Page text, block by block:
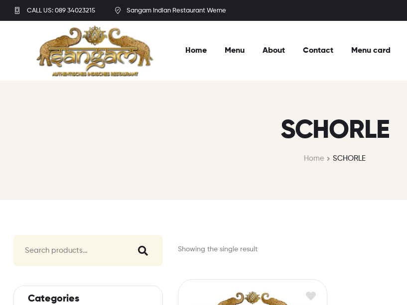
CALL US: 089 34023215 Sangam Indian Restaurant Werne
Home Menu About Contact Menu card
SCHORLE
Home SCHORLE
Showing the single result
Categories